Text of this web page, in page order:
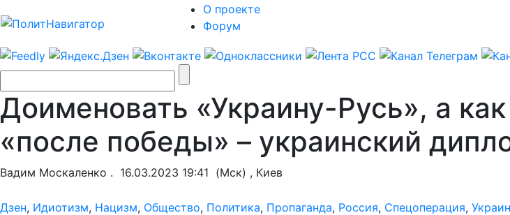
О проекте
Форум
Доименовать «Украину-Русь», а
«после победы» – украинский
Вадим Москаленко . 16.03.2023 19:41 (Мск) , Киев
Дзен, Идиотизм, Нацизм, Общество, Политика, Пропаганда, Россия, Спецоперация,